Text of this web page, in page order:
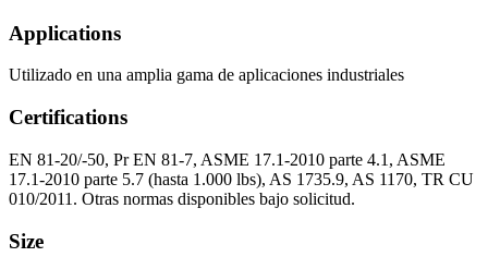
Applications
Utilizado en una amplia gama de aplicaciones industriales
Certifications
EN 81-20/-50, Pr EN 81-7, ASME 17.1-2010 parte 4.1, ASME
17.1-2010 parte 5.7 (hasta 1.000 lbs), AS 1735.9, AS 1170, TR CU
010/2011. Otras normas disponibles bajo solicitud.
Size